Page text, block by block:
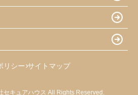
リシー サイトマップ
セキュアハウス All Rights Reserved.